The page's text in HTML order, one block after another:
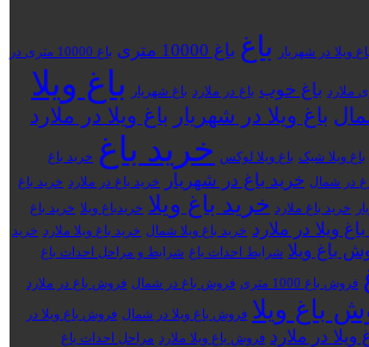
ویلا در شهریار باغ باغ 10000 متری باغ 10000 متری در
باغ خوب باغ در ملارد باغ شهریار باغ ویلا
باغ ویلا در شهریار باغ ویلا در ملارد
باغ ویلا شیک باغ ویلا لوکس خرید باغ خرید باغ
در شمال خرید باغ در شهریار خرید باغ در ملارد
خرید باغ
خرید باغ ملارد خرید باغ ویلا خریدباغ ویلا خرید باغ
ویلا در ملارد خرید باغ ویلا شمال خرید باغ ویلا ملارد
خرید
باغ ویلا شرایط احداث باغ شرایط و مراحل احداث باغ
فروش باغ 1000 متری فروش باغ در شمال فروش باغ در ملارد
باغ ویلا فروش باغ ویلا در شمال فروش باغ ویلا در
در ملارد فروش باغ ویلا ملارد مراحل احداث باغ